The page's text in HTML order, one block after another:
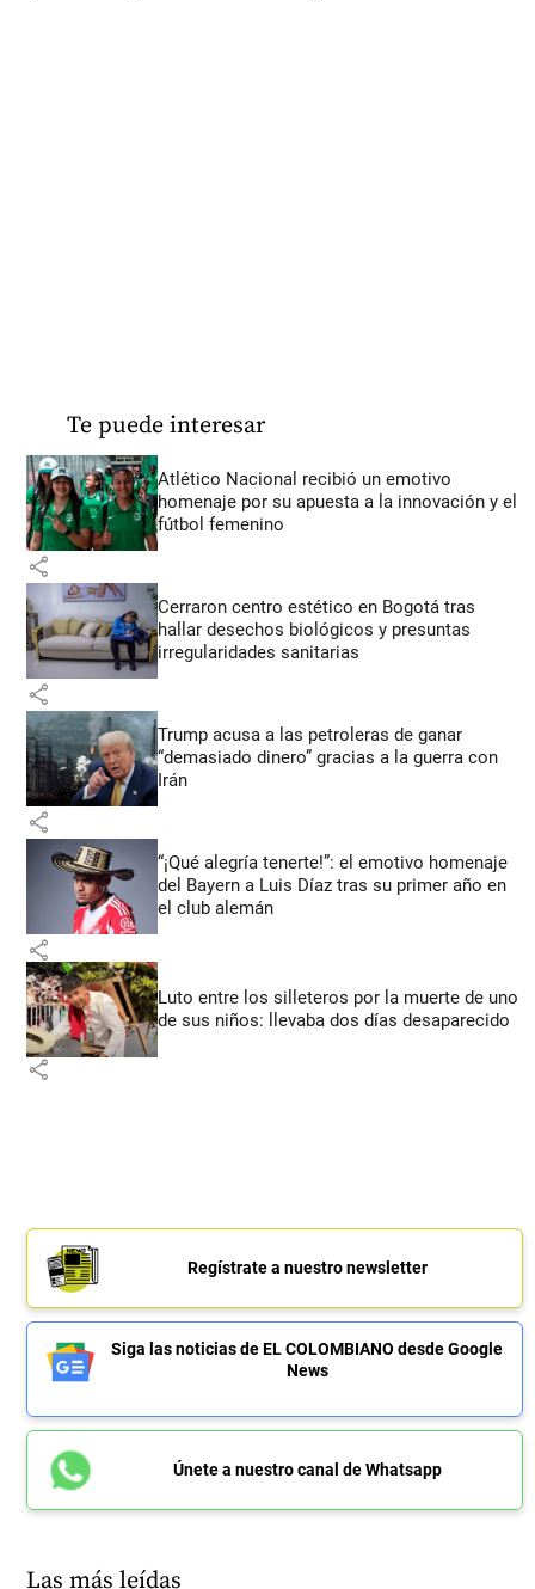
Te puede interesar
Atlético Nacional recibió un emotivo
homenaje por su apuesta a la innovación y el
fútbol femenino
share
Cerraron centro estético en Bogotá tras
hallar desechos biológicos y presuntas
irregularidades sanitarias
share
Trump acusa a las petroleras de ganar
“demasiado dinero” gracias a la guerra con
Irán
share
“¡Qué alegría tenerte!”: el emotivo homenaje
del Bayern a Luis Díaz tras su primer año en
el club alemán
share
Luto entre los silleteros por la muerte de uno
de sus niños: llevaba dos días desaparecido
share
Regístrate a nuestro newsletter
Siga las noticias de EL COLOMBIANO desde Google
News
Únete a nuestro canal de Whatsapp
Las más leídas